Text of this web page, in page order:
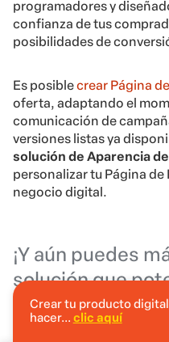
programadores y
confianza de tus
posibilidades de
Es posiblecrear Página
oferta, adaptando el
comunicación de
versiones listas ya
solución de Aparencia
personalizar tu Página
negocio digital.
¡Y aún puedes
solución que
directamente
En Hotmart puedes
Crear tu producto
hacer... clic aquí